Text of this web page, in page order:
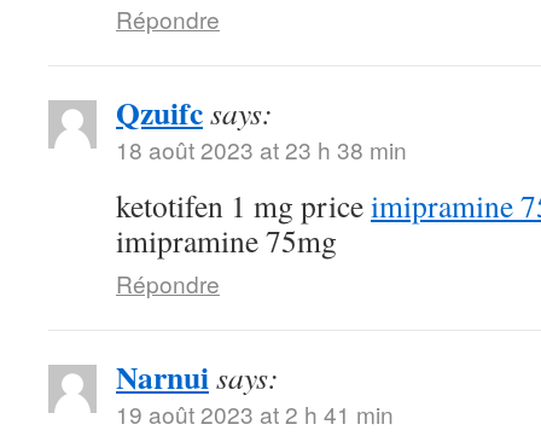
Répondre
Qzuifcsays:
18 août 2023 at 23 h 38 min
ketotifen 1 mg priceimipramine
imipramine 75mg
Répondre
Narnuisays:
19 août 2023 at 2 h 41 min